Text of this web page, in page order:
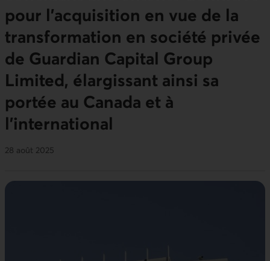
pour l’acquisition en vue de la
transformation en société privée
de Guardian Capital Group
Limited, élargissant ainsi sa
portée au Canada et à
l’international
28 août 2025